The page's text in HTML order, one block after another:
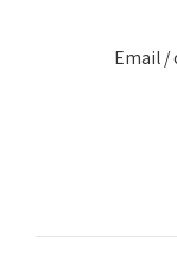
Email /